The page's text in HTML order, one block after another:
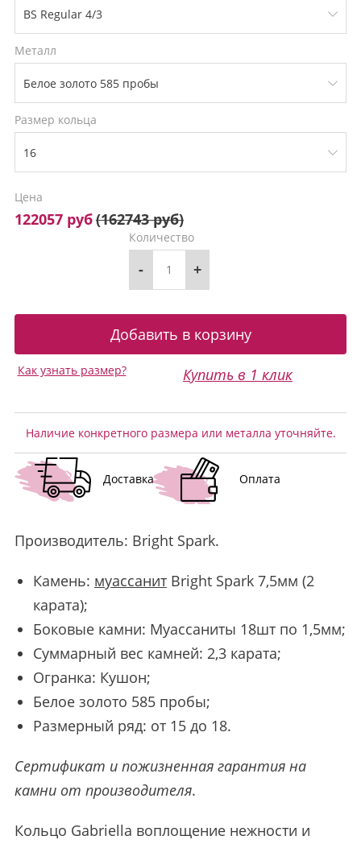
Металл
Размер кольца
Цена
122057 руб(162743 руб)
Количество
- +
Купить в 1 клик
Как узнать размер?
Наличие конкретного размера или металла уточняйте.
Доставка Оплата
Производитель: Bright Spark.
Камень: муассанитBright Spark 7,5мм (2
карата);
Боковые камни: Муассаниты 18шт по 1,5мм;
Суммарный вес камней: 2,3 карата;
Огранка: Кушон;
Белое золото 585 пробы;
Размерный ряд: от 15 до 18.
Сертификат и пожизненная гарантия на
камни от производителя.
Кольцо Gabriella воплощение нежности и